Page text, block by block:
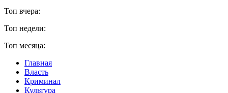
Топ вчера:
Топ недели:
Топ месяца:
Главная
Власть
Криминал
Культура